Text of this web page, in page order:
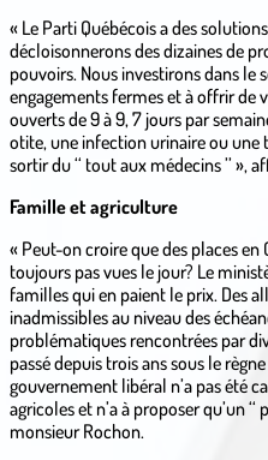
« Le Parti Québécois a des
décloisonnerons des dizaines de
pouvoirs. Nous investirons dans le
engagements fermes et à offrir de
ouverts de 9 à 9, 7 jours par
otite, une infection urinaire ou une
sortir du ‘‘ tout aux médecins ’’ »,
Famille et agriculture
« Peut-on croire que des places en
toujours pas vues le jour? Le
familles qui en paient le prix. Des
inadmissibles au niveau des
problématiques rencontrées par
passé depuis trois ans sous le
gouvernement libéral n’a pas été
agricoles et n’a à proposer qu’un
monsieur Rochon.